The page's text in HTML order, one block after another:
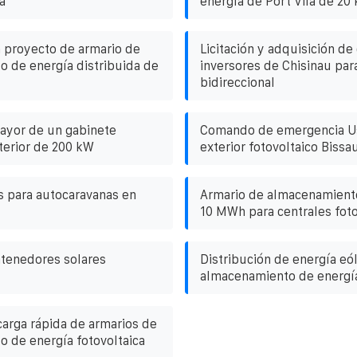
proyecto de armario de
de energía distribuida de
Licitación y adquisición
inversores de Chisinau
bidireccional
de un gabinete
de 200 kW
Comando de emergencia
exterior fotovoltaico
para autocaravanas en
Armario de
10 MWh para centrales
solares
Distribución de energía
almacenamiento de
rápida de armarios de
de energía fotovoltaica